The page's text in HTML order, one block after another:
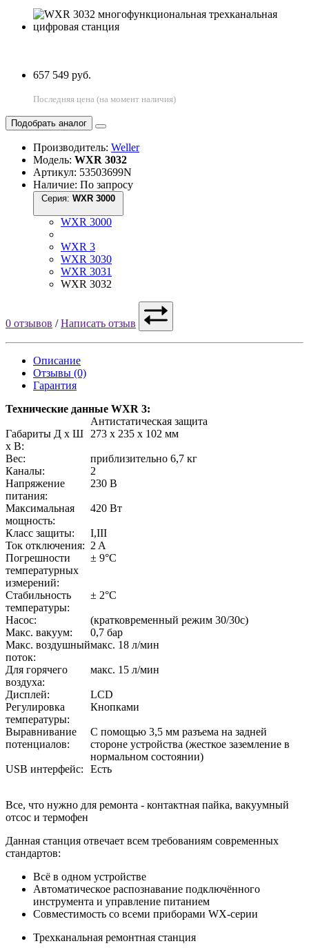
657 549 руб.
Последняя цена (на момент наличия)
Подобрать аналог
Производитель: Weller
Модель: WXR 3032
Артикул: 53503699N
Наличие: По запросу
Серия:
WXR 3000
WXR 3
WXR 3030
WXR 3031
WXR 3032
0 отзывов /Написать отзыв
Описание
Отзывы (0)
Гарантия
Технические данные WXR 3:
Антистатическая защита
Габариты Д х Ш
х В:
273 x 235 x 102 мм
Вес:
приблизительно 6,7 кг
Каналы:
2
Напряжение
питания:
230 В
Максимальная
мощность:
420 Вт
Класс защиты:
I,III
Ток отключения: 2 A
Погрешности
температурных
измерений:
± 9°C
Стабильность
температуры:
± 2°C
Насос:
(кратковременный режим 30/30с)
Макс. вакуум:
0,7 бар
Макс. воздушный
поток:
макс. 18 л/мин
Для горячего
воздуха:
макс. 15 л/мин
Дисплей:
LCD
Регулировка
температуры:
Кнопками
Выравнивание
потенциалов:
С помощью 3,5 мм разъема на задней
стороне устройства (жесткое заземление в
нормальном состоянии)
USB интерфейс:
Есть
Все, что нужно для ремонта - контактная пайка, вакуумный
отсос и термофен
Данная станция отвечает всем требованиям современных
стандартов:
Всё в одном устройстве
Автоматическое распознавание подключённого
инструмента и управление питанием
Совместимость со всеми приборами WX-серии
Трехканальная ремонтная станция